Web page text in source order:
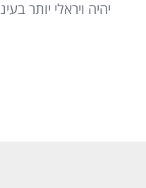
יהיה ויראלי יותר